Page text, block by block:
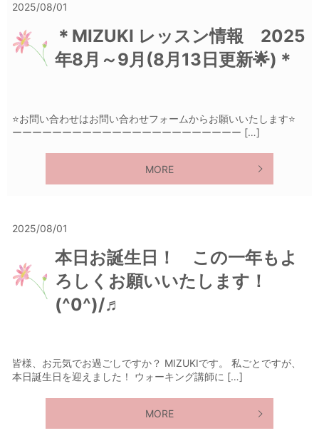
2025/08/01
＊MIZUKI レッスン情報 2025
年8月～9月(8月13日更新🌟)＊
⭐️お問い合わせはお問い合わせフォームからお願いいたします⭐️
ーーーーーーーーーーーーーーーーーーーーーーー […]
MORE
2025/08/01
本日お誕生日！ この一年もよ
ろしくお願いいたします！
(^0^)/♬
皆様、お元気でお過ごしですか？ MIZUKIです。 私ごとですが、
本日誕生日を迎えました！ ウォーキング講師に […]
MORE